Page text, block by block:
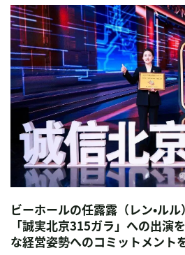
ビーホールの任露露（レン・ル
「誠実北京315ガラ」への出演
な経営姿勢へのコミットメント